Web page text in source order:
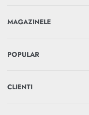
MAGAZINELE
POPULAR
CLIENTI